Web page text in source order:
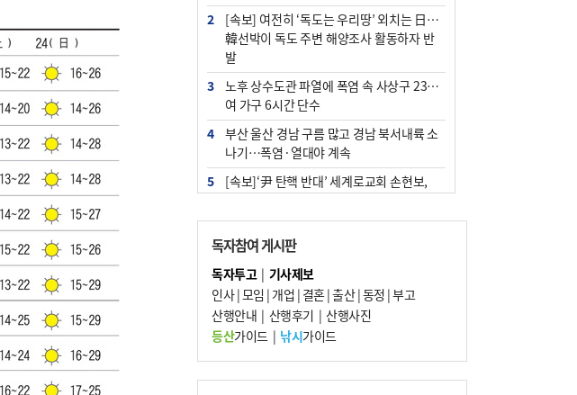
2
[속보] 여전히 ‘독도는 우리땅’ 외치는 日…
韓선박이 독도 주변 해양조사 활동하자 반
발
3
노후 상수도관 파열에 폭염 속 사상구 2300
여 가구 6시간 단수
4
부산 울산 경남 구름 많고 경남 북서내륙 소
나기…폭염·열대야 계속
5
[속보]‘尹 탄핵 반대’ 세계로교회 손현보,
군사기밀 유출자 색출 지시
7
부산 주유소 휘발유 평균가 ℓ당 1849원…
전주보다 3원 ↓
8
[속보] ‘심판 성접대’ 논란 축구협회 공식 사
과…“현재는 부적절 행위 없어”
독자참여 게시판
독자투고| 기사제보
인사|모임 | 개업 | 결혼|출산|동정 |부고
산행안내 | 산행후기 | 산행사진
등산가이드| 낚시가이드